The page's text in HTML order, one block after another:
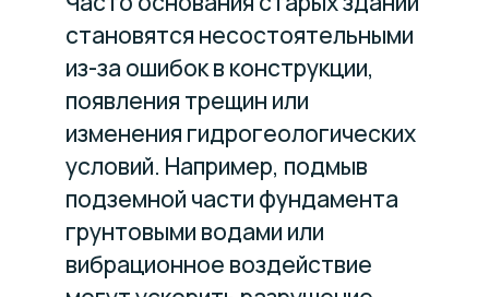
становятся несостоятельными
из-за ошибок в конструкции,
появления трещин или
изменения гидрогеологических
условий. Например, подмыв
подземной части фундамента
грунтовыми водами или
вибрационное воздействие